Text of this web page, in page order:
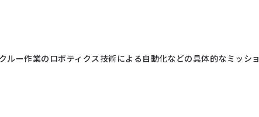
ー作業のロボティクス技術による自動化などの具体的なミッショ